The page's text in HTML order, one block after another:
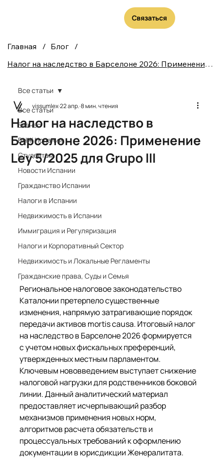
Связаться
Главная / Блог
/
Налог на наследство в Барселоне 2026: Применение Ley 5/2025 для Grupo III
Все статьи
Бизнес
ВНЖ Испании
Студентам
Новости Испании
Гражданство Испании
Налоги в Испании
Недвижимость в Испании
Иммиграция и Регуляризация
Налоги и Корпоративный Сектор
Недвижимость и Локальные Регламенты
Гражданские права, Суды и Семья
Все статьи
Налог на наследство в
Барселоне 2026: Применение
Ley 5/2025 для Grupo III
vissumlex22 апр.8 мин. чтения
Региональное налоговое законодательство
Каталонии претерпело существенные
изменения, напрямую затрагивающие порядок
передачи активов mortis causa. Итоговый налог
на наследство в Барселоне 2026 формируется
с учетом новых фискальных преференций,
утвержденных местным парламентом.
Ключевым нововведением выступает снижение
налоговой нагрузки для родственников боковой
линии. Данный аналитический материал
предоставляет исчерпывающий разбор
механизмов применения новых норм,
алгоритмов расчета обязательств и
процессуальных требований к оформлению
документации в юрисдикции Женералитата.